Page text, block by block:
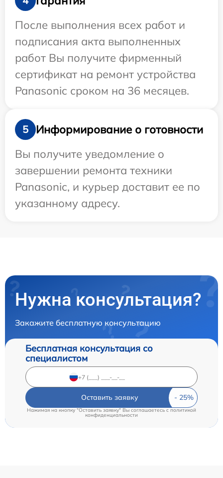
После выполнения всех работ и
подписания акта выполненных
работ Вы получите фирменный
сертификат на ремонт устройства
Panasonic сроком на 36 месяцев.
5
Информирование о готовности
Вы получите уведомление о
завершении ремонта техники
Panasonic, и курьер доставит ее по
указанному адресу.
Нужна консультация?
Закажите бесплатную консультацию
Бесплатная консультация со
специалистом
Оставить заявку
Нажимая на кнопку "Оставить заявку" Вы соглашаетесь cполитикой
конфиденциальности